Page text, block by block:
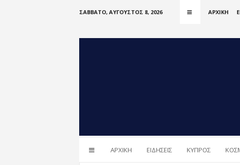
ΣΆΒΒΑΤΟ, ΑΎΓΟΥΣΤΟΣ 8, 2026 ΑΡΧΙΚΗ
C
ΑΡΧΙΚΗ ΕΙΔΗΣΕΙΣ ΚΥΠΡΟΣ